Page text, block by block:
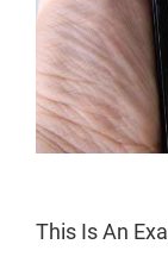
This Is An